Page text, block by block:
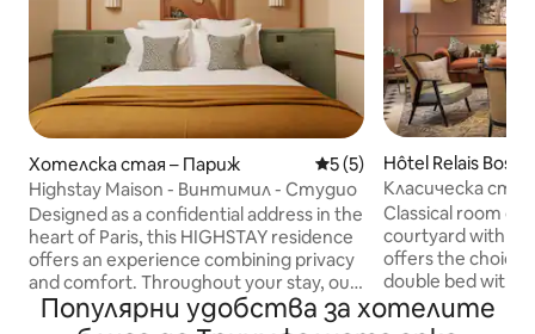
Хотелска стая – Париж Средна оценка: 5 от 5,
5 (5)
Highstay Maison - Винтимил - Студио
Designed as a confidential address in the
heart of Paris, this HIGHSTAY residence
offers an experience combining privacy
and comfort. Throughout your stay, our
team remains available to assist with
requests and arrange tailor-made
Hôtel Relais
one
Класическа стая
Classical room
courtyard with a
offers the choice
double bed with
for extra comfort
are thoughtfully
Популярни удобства за хотелите